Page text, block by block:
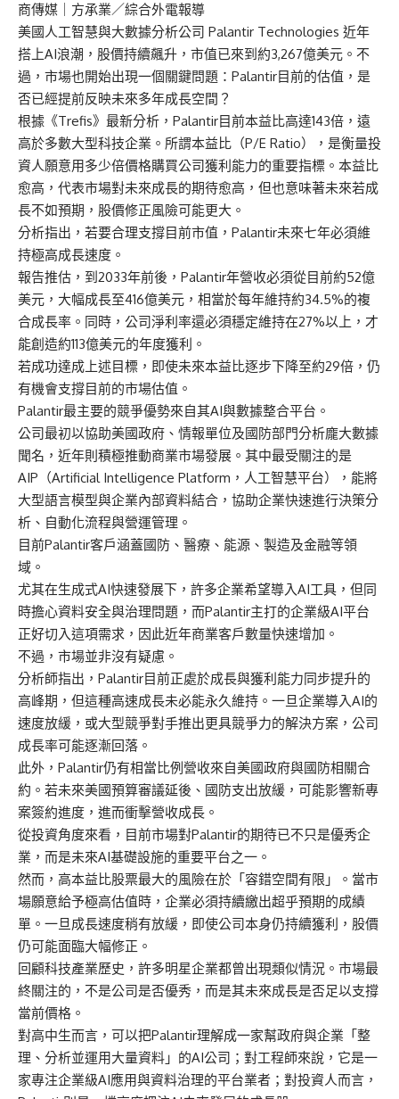
商傳媒 ｜方承業／綜合外電報導
美國人工智慧與大數據分析公司 Palantir Technologies 近年
搭上AI浪潮，股價持續飆升，市值已來到約3,267億美元。不
過，市場也開始出現一個關鍵問題：Palantir目前的估值，是
否已經提前反映未來多年成長空間？
根據《Trefis》最新分析，Palantir目前本益比高達143倍，遠
高於多數大型科技企業。所謂本益比（P/E Ratio），是衡量投
資人願意用多少倍價格購買公司獲利能力的重要指標。本益比
愈高，代表市場對未來成長的期待愈高，但也意味著未來若成
長不如預期，股價修正風險可能更大。
分析指出，若要合理支撐目前市值，Palantir未來七年必須維
持極高成長速度。
報告推估，到2033年前後，Palantir年營收必須從目前約52億
美元，大幅成長至416億美元，相當於每年維持約34.5%的複
合成長率。同時，公司淨利率還必須穩定維持在27%以上，才
能創造約113億美元的年度獲利。
若成功達成上述目標，即使未來本益比逐步下降至約29倍，仍
有機會支撐目前的市場估值。
Palantir最主要的競爭優勢來自其AI與數據整合平台。
公司最初以協助美國政府、情報單位及國防部門分析龐大數據
聞名，近年則積極推動商業市場發展。其中最受關注的是
AIP（Artificial Intelligence Platform，人工智慧平台），能將
大型語言模型與企業內部資料結合，協助企業快速進行決策分
析、自動化流程與營運管理。
目前Palantir客戶涵蓋國防、醫療、能源、製造及金融等領
域。
尤其在生成式AI快速發展下，許多企業希望導入AI工具，但同
時擔心資料安全與治理問題，而Palantir主打的企業級AI平台
正好切入這項需求，因此近年商業客戶數量快速增加。
不過，市場並非沒有疑慮。
分析師指出，Palantir目前正處於成長與獲利能力同步提升的
高峰期，但這種高速成長未必能永久維持。一旦企業導入AI的
速度放緩，或大型競爭對手推出更具競爭力的解決方案，公司
成長率可能逐漸回落。
此外，Palantir仍有相當比例營收來自美國政府與國防相關合
約。若未來美國預算審議延後、國防支出放緩，可能影響新專
案簽約進度，進而衝擊營收成長。
從投資角度來看，目前市場對Palantir的期待已不只是優秀企
業，而是未來AI基礎設施的重要平台之一。
然而，高本益比股票最大的風險在於「容錯空間有限」。當市
場願意給予極高估值時，企業必須持續繳出超乎預期的成績
單。一旦成長速度稍有放緩，即使公司本身仍持續獲利，股價
仍可能面臨大幅修正。
回顧科技產業歷史，許多明星企業都曾出現類似情況。市場最
終關注的，不是公司是否優秀，而是其未來成長是否足以支撐
當前價格。
對高中生而言，可以把Palantir理解成一家幫政府與企業「整
理、分析並運用大量資料」的AI公司；對工程師來說，它是一
家專注企業級AI應用與資料治理的平台業者；對投資人而言，